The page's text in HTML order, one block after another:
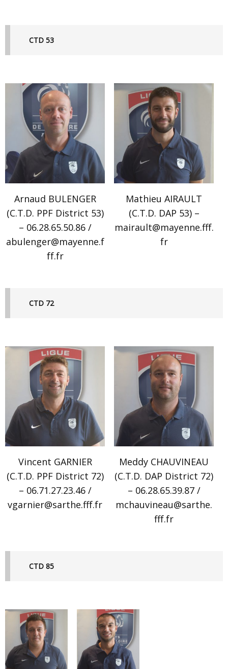
CTD 53
Arnaud BULENGER
(C.T.D. PPF District 53)
– 06.28.65.50.86 /
abulenger@mayenne.f
ff.fr
Mathieu AIRAULT
(C.T.D. DAP 53) –
mairault@mayenne.fff.
fr
CTD 72
Vincent GARNIER
(C.T.D. PPF District 72)
– 06.71.27.23.46 /
vgarnier@sarthe.fff.fr
Meddy CHAUVINEAU
(C.T.D. DAP District 72)
– 06.28.65.39.87 /
mchauvineau@sarthe.
fff.fr
CTD 85